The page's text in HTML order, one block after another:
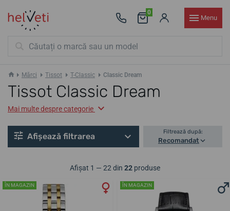
0
Menu
Mărci Tissot T-Classic Classic Dream
Tissot Classic Dream
Mai multe despre categorie
Afișează filtrarea Filtrează după:
Recomandat
Afișat 1 — 22 din 22 produse
ÎN MAGAZIN ÎN MAGAZIN